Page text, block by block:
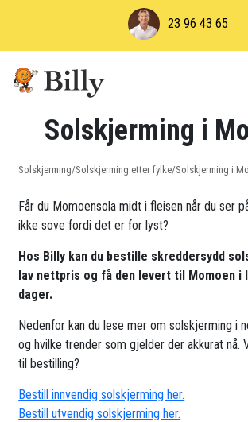
23 96 43 65
Solskjerming i
Solskjerming/Solskjerming etter fylke/Solskjerming i
Får du Momoensola midt i fleisen når du ser
ikke sove fordi det er for lyst?
Hos Billy kan du bestille skreddersydd
lav nettpris og få den levert til Momoen i
dager.
Nedenfor kan du lese mer om solskjerming i
og hvilke trender som gjelder der akkurat nå.
til bestilling?
Bestill innvendig solskjerming her.
Bestill utvendig solskjerming her.